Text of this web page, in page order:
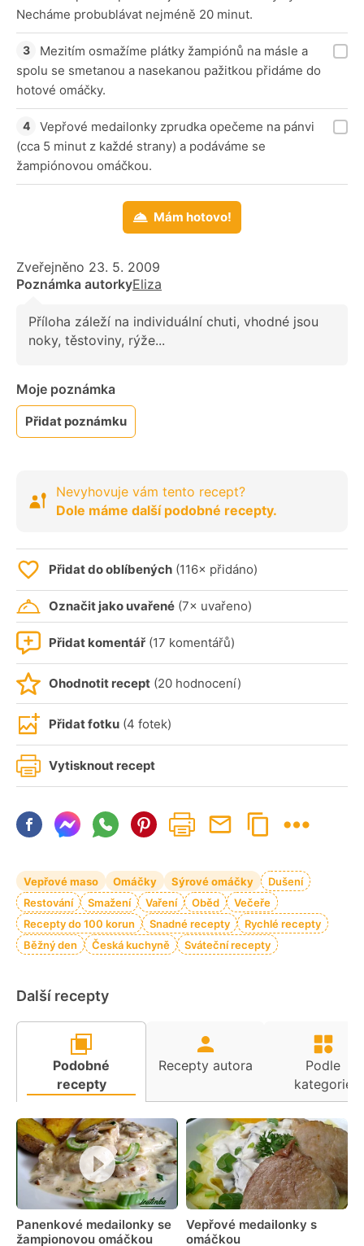
Necháme probublávat nejméně 20 minut.
Mezitím osmažíme plátky žampiónů na másle a
spolu se smetanou a nasekanou pažitkou přidáme do
hotové omáčky.
Vepřové medailonky zprudka opečeme na pánvi
(cca 5 minut z každé strany) a podáváme se
žampiónovou omáčkou.
Mám hotovo!
Zveřejněno 23. 5. 2009
Poznámka autorkyEliza
Příloha záleží na individuální chuti, vhodné jsou
noky, těstoviny, rýže...
Moje poznámka
Přidat poznámku
Nevyhovuje vám tento recept?
Dole máme další podobné recepty.
Přidat do oblíbených (116× přidáno)
Označit jako uvařené (7× uvařeno)
Přidat komentář (17 komentářů)
Ohodnotit recept (20 hodnocení)
Přidat fotku (4 fotek)
Vytisknout recept
Vepřové maso Omáčky Sýrové omáčky
Dušení
Restování
Smažení Vaření Oběd
Večeře
Recepty do 100 korun
Snadné recepty
Rychlé recepty
Běžný den
Česká kuchyně Sváteční recepty
Další recepty
Podobné
recepty
Recepty autora
Podle
kategorie
Panenkové medailonky se
žampionovou omáčkou
Vepřové medailonky s
omáčkou